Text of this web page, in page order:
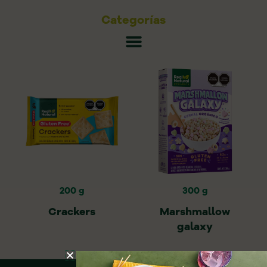
Categorías
200 g
Crackers
300 g
Marshmallow
galaxy